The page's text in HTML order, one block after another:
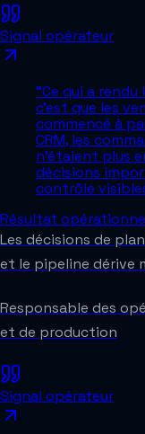
Signal opérateur
“Ce qui a
c'est que les
commencé à
CRM, les
n'étaient plus
décisions
contrôle
Résultat
Les décisions de
et le pipeline dérive
Responsable des
et de production
Signal opérateur